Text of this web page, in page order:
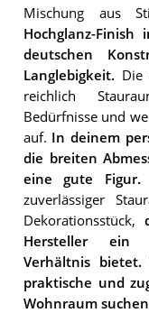
Mischung aus
Hochglanz-
deutschen
Langlebigkeit. Die
reichlich
Bedürfnisse und
auf. In deinem
die breiten
eine gute Figur.
zuverlässiger
Dekorationsstück,
Hersteller ein
Verhältnis bietet.
praktische und
Wohnraum